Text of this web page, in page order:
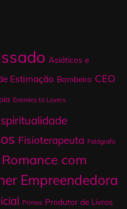
Asiáticos e
Estimação Bombeiro CEO
Enemies to Lovers
Fisioterapeuta Fotógrafo
com
Empreendedora
Primos Produtor de Livros